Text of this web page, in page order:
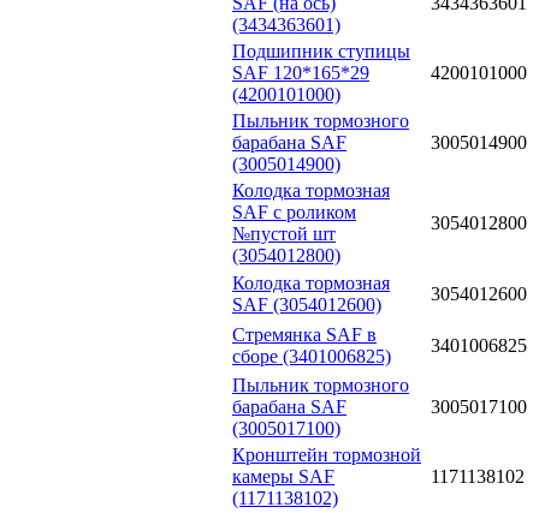
(3434363601)
Подшипник ступицы
SAF 120*165*29
(4200101000)
4200101000
Пыльник тормозного
барабана SAF
(3005014900)
3005014900
Колодка тормозная
SAF с роликом
№пустой шт
(3054012800)
3054012800
Колодка тормозная
SAF (3054012600)
3054012600
Стремянка SAF в
сборе (3401006825)
3401006825
Пыльник тормозного
барабана SAF
(3005017100)
3005017100
Кронштейн тормозной
камеры SAF
(1171138102)
1171138102